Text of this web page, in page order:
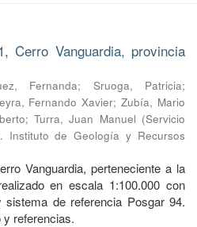
Cerro Vanguardia, provincia
Fernanda; Sruoga, Patricia;
Fernando Xavier;Zubía, Mario
; Turra, Juan Manuel (Servicio
Instituto de Geología y Recursos
Vanguardia, perteneciente a la
en escala 1:100.000 con
de referencia Posgar 94.
referencias.